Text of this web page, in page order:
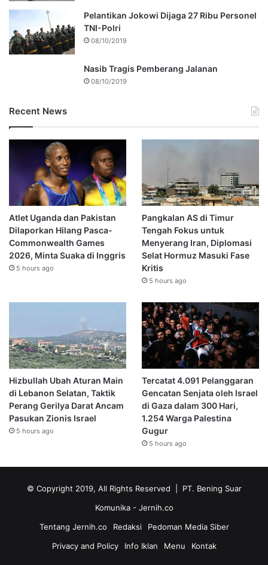
Pelantikan Jokowi Dijaga 27 Ribu Personel
TNI-Polri
08/10/2019
Nasib Tragis Pemberang Jalanan
08/10/2019
Recent News
Atlet Uganda dan Pakistan
Dilaporkan Hilang Pasca-
Commonwealth Games
2026, Minta Suaka di Inggris
5 hours ago
Pangkalan AS di Timur
Tengah Fokus untuk
Menyerang Iran, Diplomasi
Selat Hormuz Masuki Fase
Kritis
5 hours ago
Hizbullah Ubah Aturan Main
di Lebanon Selatan, Taktik
Perang Gerilya Darat Ancam
Pasukan Zionis Israel
5 hours ago
Tercatat 4.091 Pelanggaran
Gencatan Senjata oleh Israel
di Gaza dalam 300 Hari,
1.254 Warga Palestina
Gugur
5 hours ago
© Copyright 2019, All Rights Reserved | PT. Bening Suar
Komunika - Jernih.co
Tentang Jernih.co
Redaksi
Pedoman Media Siber
Privacy and Policy
Info Iklan Menu Kontak